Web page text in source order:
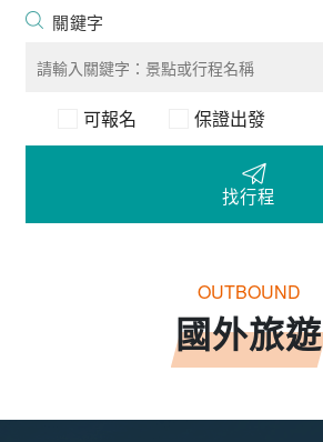
可報名 保證出發
找行程
OUTBOUND
國外旅遊